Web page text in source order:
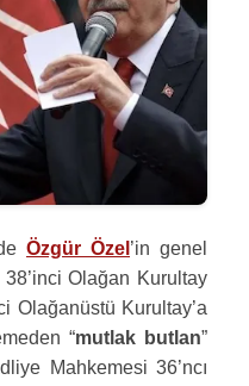
Özgür Özel ’in genel
Olağan Kurultay
Olağanüstü Kurultay’a
“mutlak butlan”
Mahkemesi 36’ncı